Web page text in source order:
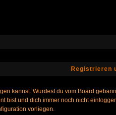
Registrieren
kannst. Wurdest du vom Board
bist und dich immer noch nicht
vorliegen.